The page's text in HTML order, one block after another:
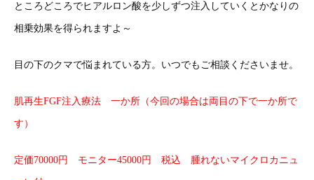
ところどころでヒアルロン酸を少しずつ注入していくとかなりの
相乗効果を得られますよ～
目の下のクマで悩まれている方。いつでもご相談くださいませ。
肌再生FGF注入療法 一か所（今回の場合は両目の下で一か所で
す）
定価70000円 モニター45000円 税込 腫れないマイクロカニュ